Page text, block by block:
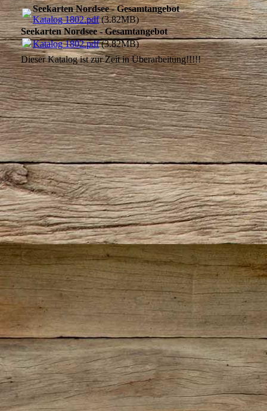
Seekarten Nordsee - Gesamtangebot
Katalog 1802.pdf(3.82MB)
Seekarten Nordsee - Gesamtangebot
Katalog 1802.pdf(3.82MB)
Dieser Katalog ist zur Zeit in Überarbeitung!!!!!